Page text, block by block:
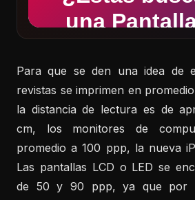
Para que se den una idea de
revistas se imprimen en
la distancia de lectura es de
cm, los monitores de
promedio a 100 ppp, la nueva
Las pantallas LCD o LED se
de 50 y 90 ppp, ya que por